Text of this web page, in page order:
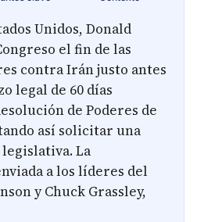
Unidos, Donald
el fin de las
contra Irán justo antes
legal de 60 días
de Poderes de
así solicitar una
La
a los líderes del
y Chuck Grassley,